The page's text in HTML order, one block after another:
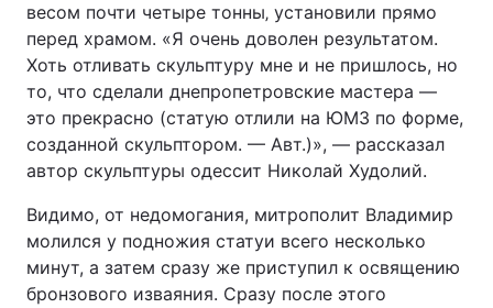
весом почти четыре тонны‚ установили прямо
перед храмом. «Я очень доволен результатом.
Хоть отливать скульптуру мне и не пришлось, но
то, что сделали днепропетровские мастера —
это прекрасно (статую отлили на ЮМЗ по форме,
созданной скульптором. — Авт.)», — рассказал
автор скульптуры одессит Николай Худолий.
Видимо, от недомогания, митрополит Владимир
молился у подножия статуи всего несколько
минут, а затем сразу же приступил к освящению
бронзового изваяния. Сразу после этого